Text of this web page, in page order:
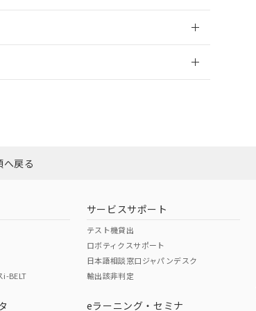
に遡って非含有を証明するものではありません。
ら、特段のことがない限り、2022年1月12日よ
へ戻る
i-BELT
サービスサポート
テスト機貸出
ロボティクスサポート
日本語相談窓口ジャパンデスク
輸出該非判定
eラーニング・セミナ